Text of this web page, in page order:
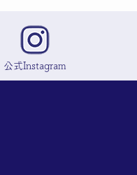
公式Instagram